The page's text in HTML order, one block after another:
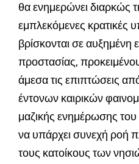
θα ενημερώνει διαρκώς
εμπλεκόμενες κρατικές
βρίσκονται σε αυξημένη
προστασίας,
άμεσα τις επιπτώσεις
έντονων καιρικών
μαζικής ενημέρωσης
να υπάρχει συνεχή ροή
τους κατοίκους των